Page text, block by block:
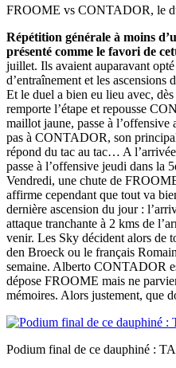
FROOME vs CONTADOR, le
Répétition générale à moins
présenté comme le favori de
juillet. Ils avaient auparavant
d’entraînement et les
Et le duel a bien eu lieu avec,
remporte l’étape et repousse
maillot jaune, passe à l’offensive
pas à CONTADOR, son
répond du tac au tac… A
passe à l’offensive jeudi dans la
Vendredi, une chute de
affirme cependant que tout va
dernière ascension du jour :
attaque tranchante à 2 kms de
venir. Les Sky décident alors de
den Broeck ou le français
semaine. Alberto CONTADOR
dépose FROOME mais ne
mémoires. Alors justement, que
Podium final de ce dauphiné :